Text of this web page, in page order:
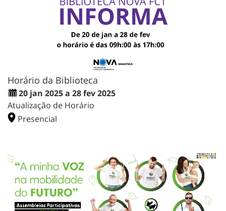
Horário da Biblioteca
20 jan 2025 a 28 fev 2025
Atualização de Horário
Presencial